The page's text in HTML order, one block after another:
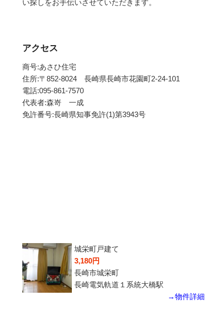
い探しをお手伝いさせていただきます。
アクセス
商号:あさひ住宅
住所:〒852-8024 長崎県長崎市花園町2-24-101
電話:095-861-7570
代表者:森嵜 一成
免許番号:長崎県知事免許(1)第3943号
城栄町戸建て
3,180円
長崎市城栄町
長崎電気軌道１系統大橋駅
→物件詳細